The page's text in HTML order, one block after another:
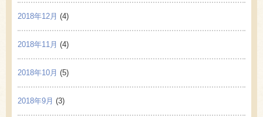
2018年12月 (4)
2018年11月 (4)
2018年10月 (5)
2018年9月 (3)